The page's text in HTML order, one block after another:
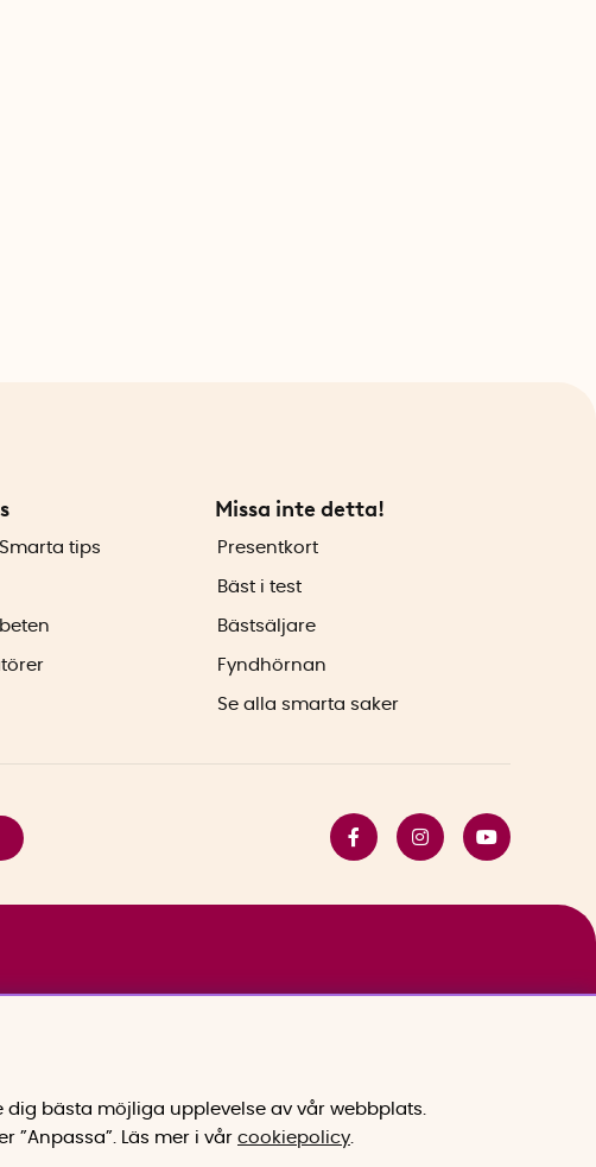
tips
Missa inte detta!
Presentkort
Bäst i test
Bästsäljare
Fyndhörnan
Se alla smarta saker
bästa möjliga upplevelse av vår webbplats.
”Anpassa”.
Läs mer i vår cookiepolicy